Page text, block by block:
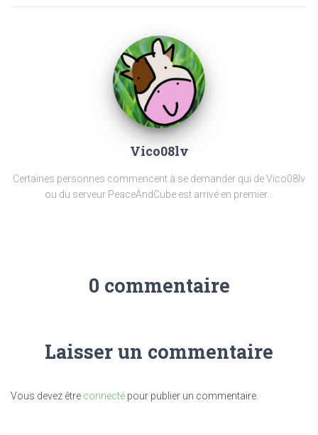
Vico08lv
Certaines personnes commencent à se demander qui de Vico08lv
ou du serveur PeaceAndCube est arrivé en premier...
0 commentaire
Laisser un commentaire
Vous devez être connecté pour publier un commentaire.